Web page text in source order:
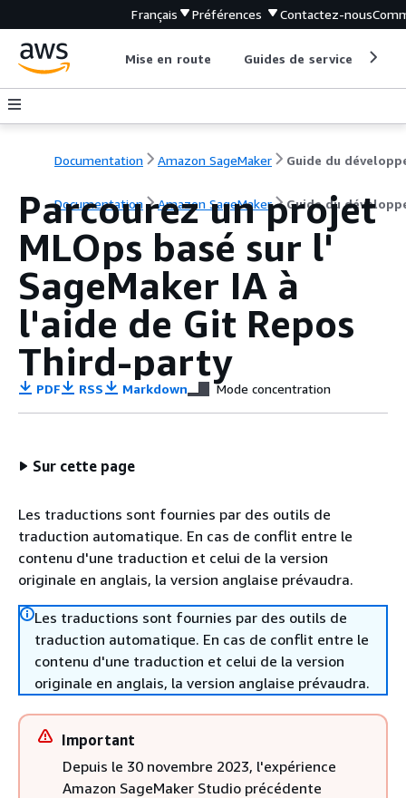
Français Préférences Contactez-nous
Mise en route Guides de service
Documentation Amazon SageMaker Guide du
Documentation Amazon SageMaker Guide du
Parcourez un projet
MLOps basé sur l'
SageMaker IA à
l'aide de Git Repos
Third-party
PDF RSS Markdown Mode concentration
Sur cette page
Les traductions sont fournies par des outils de
traduction automatique. En cas de conflit entre le
contenu d'une traduction et celui de la version
originale en anglais, la version anglaise prévaudra.
Les traductions sont fournies par des outils de
traduction automatique. En cas de conflit entre le
contenu d'une traduction et celui de la version
originale en anglais, la version anglaise prévaudra.
Important
Depuis le 30 novembre 2023, l'expérience
Amazon SageMaker Studio précédente